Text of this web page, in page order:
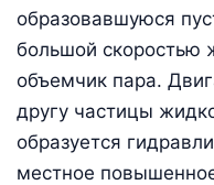
образовавшуюся
большой скоростью
объемчик пара.
другу частицы
образуется
местное